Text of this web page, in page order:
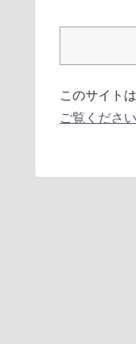
このサイト
ご覧ください